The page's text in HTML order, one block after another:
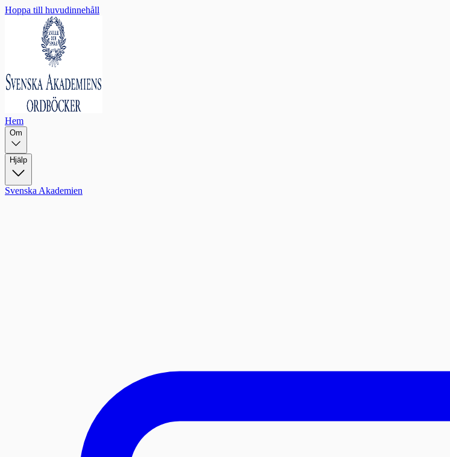
Hoppa till huvudinnehåll
Hem
Om
Hjälp
Svenska Akademien